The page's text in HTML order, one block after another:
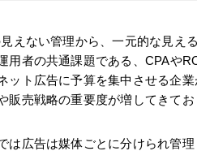
えない管理から、一元的な見え
用者の共通課題である、CPAや
ット広告に予算を集中させる企
販売戦略の重要度が増してきてお
は広告は媒体ごとに分けられ管